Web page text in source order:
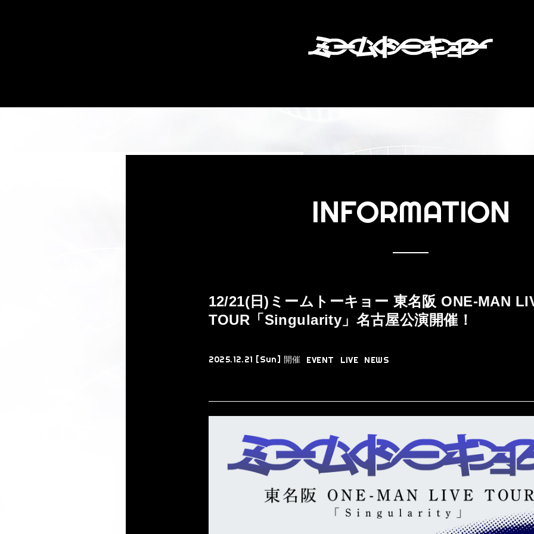
INFORMATION
12/21(日)ミームトーキョー 東名阪 ONE-MAN
TOUR「Singularity」名古屋公演開催！
2025.12.21 [Sun] 開催 EVENT LIVE NEWS